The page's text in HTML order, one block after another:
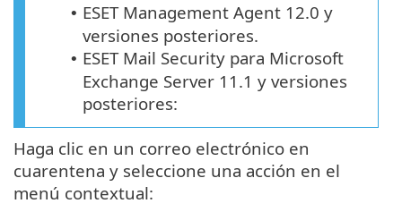
• ESET Management Agent 12.0 y
versiones posteriores.
• ESET Mail Security para Microsoft
Exchange Server 11.1 y versiones
posteriores:
Haga clic en un correo electrónico en
cuarentena y seleccione una acción en el
menú contextual: